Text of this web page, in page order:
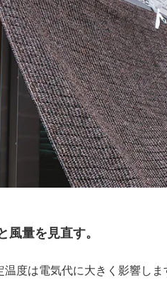
風量を見直す。
度は電気代に大きく影響しま